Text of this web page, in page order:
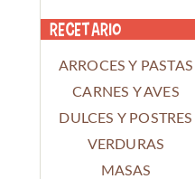
Recetario
ARROCES Y PASTAS
CARNES Y AVES
DULCES Y POSTRES
VERDURAS
MASAS